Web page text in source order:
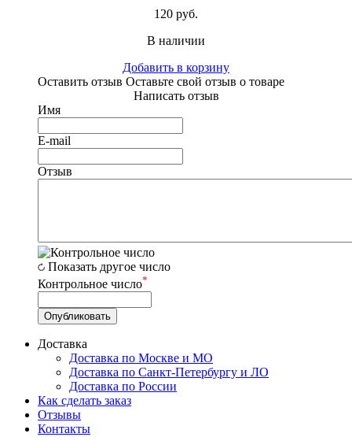
120 руб.
В наличии
Добавить в корзину
Оставить отзыв Оставьте свой отзыв о товаре
Написать отзыв
Имя
E-mail
Отзыв
Показать другое число
Контрольное число*
Доставка
Доставка по Москве и МО
Доставка по Санкт-Петербургу и ЛО
Доставка по России
Как сделать заказ
Отзывы
Контакты